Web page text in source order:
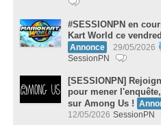
#SESSIONPN en
Kart World ce
Annonce
29/05/2026
SessionPN
[SESSIONPN]
pour mener
sur Among Us !
12/05/2026 SessionPN